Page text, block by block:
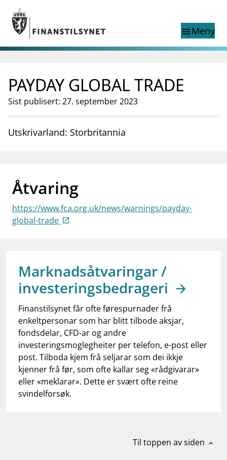
Gå til hovedinnhold
Gå til søkesiden
menuMeny
nettstedet
English
English
English home page
Tilsyn
Finanstilsynets registre
businessOm Finanstilsynet
mail_outlineKontakt oss
notifications_noneAbonner på nyhetsvarsel
PAYDAY GLOBAL TRADE
Sist publisert: 27. september 2023
Utskrivarland: Storbritannia
Åtvaring
https://www.fca.org.uk/news/warnings/payday-
global-trade
Marknadsåtvaringar /
investeringsbedrageri
Finanstilsynet får ofte førespurnader frå
enkeltpersonar som har blitt tilbode aksjar,
fondsdelar, CFD-ar og andre
investeringsmoglegheiter per telefon, e-post eller
post. Tilboda kjem frå seljarar som dei ikkje
kjenner frå før, som ofte kallar seg «rådgivarar»
eller «meklarar». Dette er svært ofte reine
svindelforsøk.
Til toppen av siden expand_less